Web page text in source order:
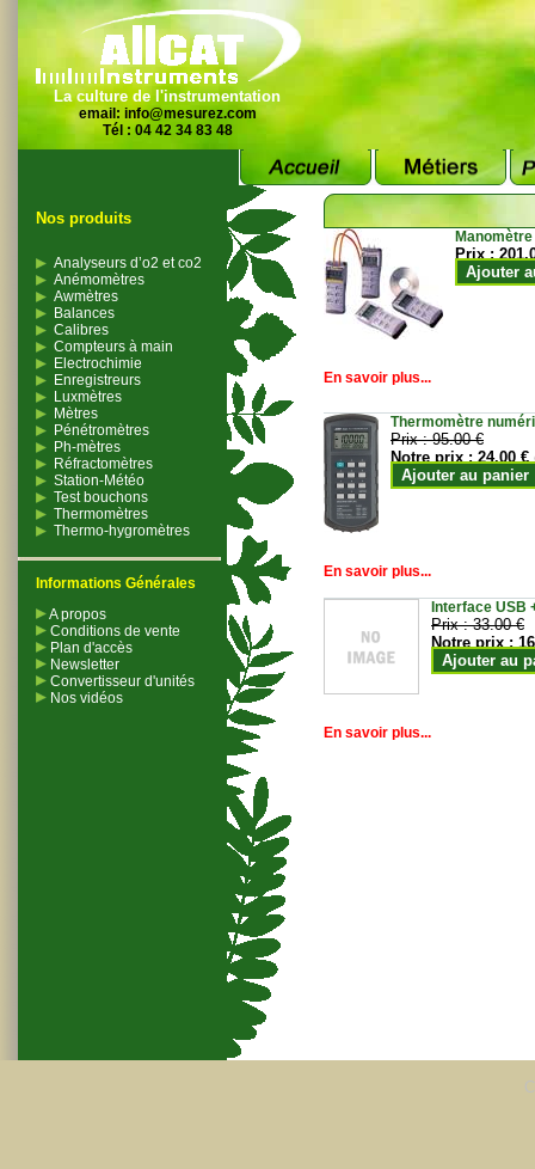
La culture de l'instrumentation
email: info@mesurez.com
Tél : 04 42 34 83 48
Nos produits
Analyseurs d’o2 et co2
Anémomètres
Awmètres
Balances
Calibres
Compteurs à main
Electrochimie
Enregistreurs
Luxmètres
Mètres
Pénétromètres
Ph-mètres
Réfractomètres
Station-Météo
Test bouchons
Thermomètres
Thermo-hygromètres
Informations Générales
A propos
Conditions de vente
Plan d'accès
Newsletter
Convertisseur d'unités
Nos vidéos
Prix :
Ajouter
En savoir plus...
Thermomètre
Prix :95.00 €
Notre prix :24.00 €
Ajouter au panier
En savoir plus...
Interface USB
Prix :33.00 €
Notre prix :
Ajouter au
En savoir plus...